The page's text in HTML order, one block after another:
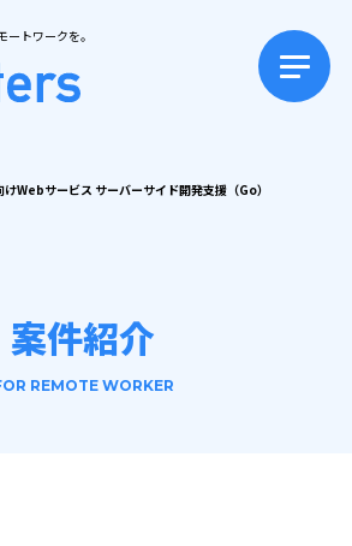
トワークを。
けWebサービス サーバーサイド開発支援（Go）
案件紹介
REMOTE WORKER